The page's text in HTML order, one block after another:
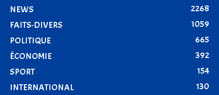
NEWS
2268
FAITS-DIVERS
1059
POLITIQUE
665
ÉCONOMIE
392
SPORT
154
INTERNATIONAL
130